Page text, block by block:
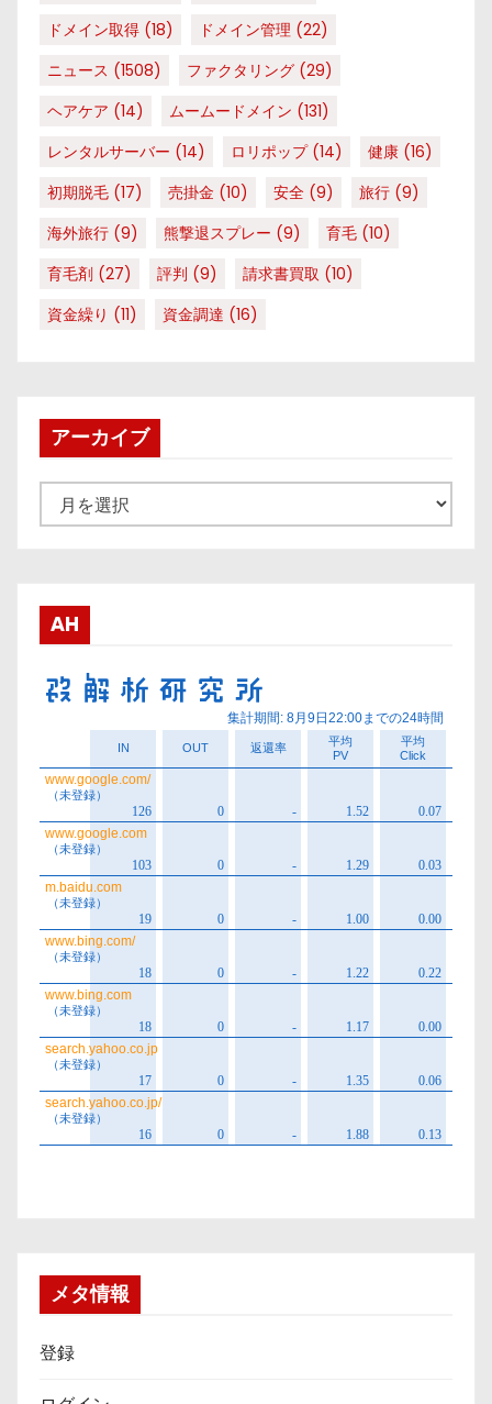
ドメイン取得 (18) ドメイン管理 (22)
ニュース (1508) ファクタリング (29)
ヘアケア (14) ムームードメイン (131)
レンタルサーバー (14) ロリポップ(14) 健康 (16)
初期脱毛 (17) 売掛金 (10) 安全 (9) 旅行 (9)
海外旅行 (9) 熊撃退スプレー (9) 育毛 (10)
育毛剤 (27) 評判 (9) 請求書買取 (10)
資金繰り (11) 資金調達 (16)
アーカイブ
ー
ブ
AH
メタ情報
登録